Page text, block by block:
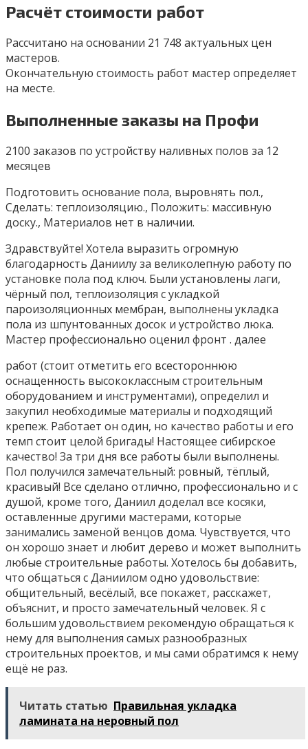
Расчёт стоимости работ
Рассчитано на основании 21 748 актуальных цен
мастеров.
Окончательную стоимость работ мастер определяет
на месте.
Выполненные заказы на Профи
2100 заказов по устройству наливных полов за 12
месяцев
Подготовить основание пола, выровнять пол.,
Сделать: теплоизоляцию., Положить: массивную
доску., Материалов нет в наличии.
Здравствуйте! Хотела выразить огромную
благодарность Даниилу за великолепную работу по
установке пола под ключ. Были установлены лаги,
чёрный пол, теплоизоляция с укладкой
пароизоляционных мембран, выполнены укладка
пола из шпунтованных досок и устройство люка.
Мастер профессионально оценил фронт . далее
работ (стоит отметить его всестороннюю
оснащенность высококлассным строительным
оборудованием и инструментами), определил и
закупил необходимые материалы и подходящий
крепеж. Работает он один, но качество работы и его
темп стоит целой бригады! Настоящее сибирское
качество! За три дня все работы были выполнены.
Пол получился замечательный: ровный, тёплый,
красивый! Все сделано отлично, профессионально и с
душой, кроме того, Даниил доделал все косяки,
оставленные другими мастерами, которые
занимались заменой венцов дома. Чувствуется, что
он хорошо знает и любит дерево и может выполнить
любые строительные работы. Хотелось бы добавить,
что общаться с Даниилом одно удовольствие:
общительный, весёлый, все покажет, расскажет,
объяснит, и просто замечательный человек. Я с
большим удовольствием рекомендую обращаться к
нему для выполнения самых разнообразных
строительных проектов, и мы сами обратимся к нему
ещё не раз.
Читать статью Правильная укладка
ламината на неровный пол